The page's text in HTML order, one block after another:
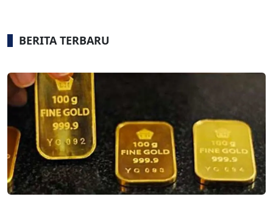
BERITA TERBARU